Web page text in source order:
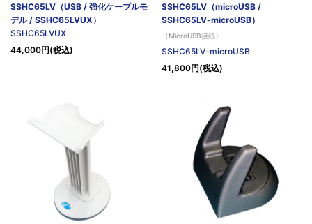
SSHC65LV（USB / 強化ケーブルモ
デル / SSHC65LVUX）
SSHC65LVUX
44,000円(税込)
SSHC65LV（microUSB /
SSHC65LV-microUSB）
（MicroUSB接続）
SSHC65LV-microUSB
41,800円(税込)